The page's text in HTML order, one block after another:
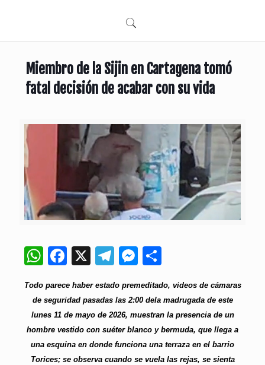
Miembro de la Sijin en Cartagena tomó
fatal decisión de acabar con su vida
WhatsApp
Facebook
X Telegram
Messenger
Todo parece haber estado premeditado, videos de cámaras
de seguridad pasadas las 2:00 dela madrugada de este
lunes 11 de mayo de 2026, muestran la presencia de un
hombre vestido con suéter blanco y bermuda, que llega a
una esquina en donde funciona una terraza en el barrio
Torices; se observa cuando se vuela las rejas, se sienta